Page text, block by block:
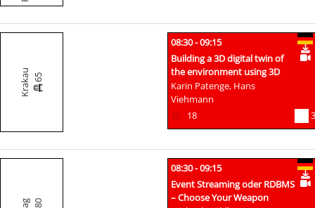
Krakau 65
08:30 - 09:15
Building a 3D digital twin of
the environment using 3D
spatial data
Karin Patenge, Hans
Viehmann
18
3
80
08:30 - 09:15
Event Streaming oder RDBMS
– Choose Your Weapon